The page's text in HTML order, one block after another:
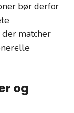
bør derfor
matcher
og